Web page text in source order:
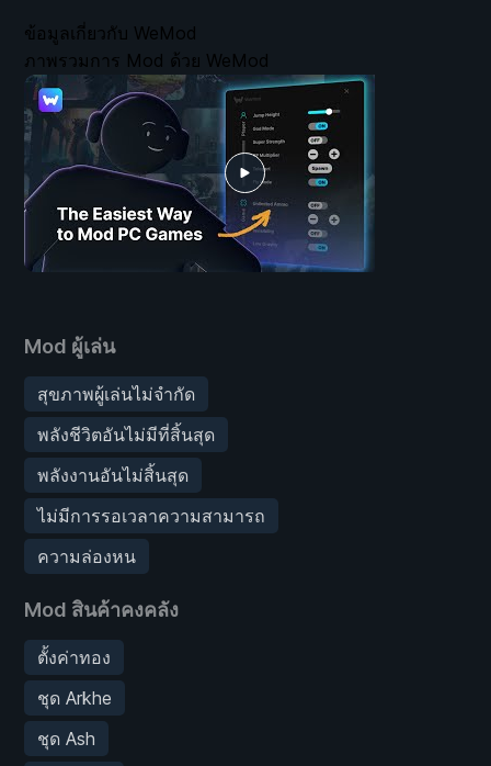
Mod ผู้เล่น
สุขภาพผู้เล่นไม่จำกัด
พลังชีวิตอันไม่มีที่สิ้นสุด
พลังงานอันไม่สิ้นสุด
ไม่มีการรอเวลาความสามารถ
ความล่องหน
Mod สินค้าคงคลัง
ตั้งค่าทอง
ชุด Arkhe
ชุด Ash
ข้อมูลเกี่ยวกับ WeMod
ภาพรวมการ Mod ด้วย WeMod